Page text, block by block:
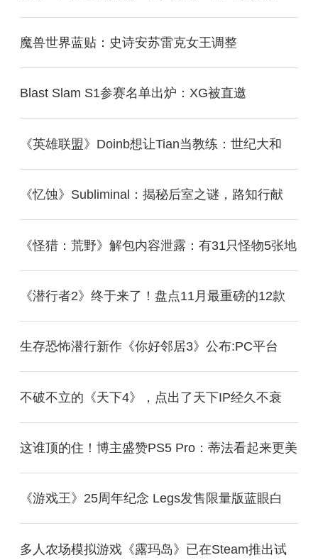
魔兽世界蓝贴：史诗安苏雷克女王调整
Blast Slam S1参赛名单出炉：XG被直邀
《英雄联盟》Doinb想让Tian当教练：世纪大和
《忆蚀》Subliminal：揭秘后室之谜，路知行献
《怪猎：荒野》解包内容泄露：有31只怪物5张地
《潜行者2》终于来了！盘点11月最重磅的12款
生存恐怖潜行新作《你好邻居3》公布:PC平台
不破不立的《天下4》，点出了天下IP经久不衰
这谁顶的住！博主盛赞PS5 Pro：蒂法看起来更美
《游戏王》25周年纪念 Legs发售限量版蓝眼白
多人农场模拟游戏《露玛岛》已在Steam推出试